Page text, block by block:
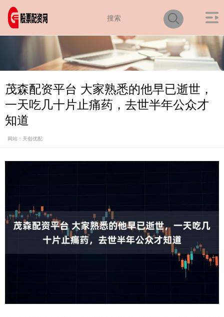
茂森配资平台 大家熟悉的他早已逝世，
一天吃几十片止痛药，去世半年公众才
知道
网站：天创优配